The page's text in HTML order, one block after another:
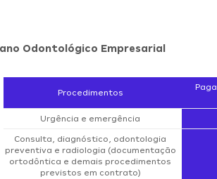
Odontológico Empresarial
Procedimentos
Urgência e emergência
Consulta, diagnóstico, odontologia
preventiva e radiologia (documentação
ortodôntica e demais procedimentos
previstos em contrato)